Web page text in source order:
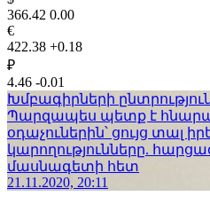
366.42 0.00
€
422.38 +0.18
₽
4.46 -0.01
Խմբագիրների
Պարզապես պետք է
օդաչուներին՝ ցույց տալ
կարողությունները.
մասնագետի հետ
21.11.2020, 20:11